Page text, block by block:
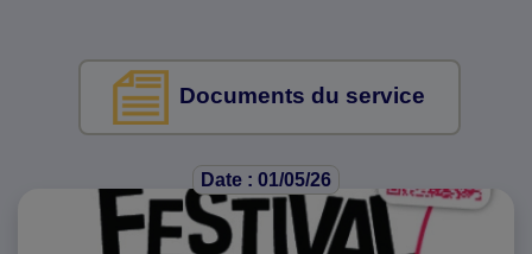
Documents du service
Date : 01/05/26